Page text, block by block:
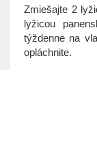
Zmiešajte 2
lyžicou
týždenne na
opláchnite.